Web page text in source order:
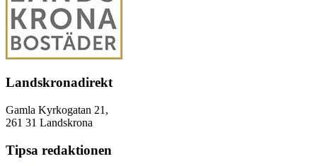
Landskronadirekt
Gamla Kyrkogatan 21,
261 31 Landskrona
Tipsa redaktionen